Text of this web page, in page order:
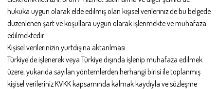
hukuka uygun olarak elde edilmiş olan kişisel verileriniz de bu belgede
düzenlenen şart ve koşullara uygun olarak işlenmekte ve muhafaza
edilmektedir.
Kişisel verilerinizin yurtdışına aktarılması
Türkiye’de işlenerek veya Türkiye dışında işlenip muhafaza edilmek
üzere, yukarıda sayılan yöntemlerden herhangi birisi ile toplanmış
kişisel verileriniz KVKK kapsamında kalmak kaydıyla ve sözleşme